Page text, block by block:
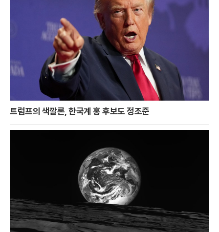
트럼프의 색깔론, 한국계 홍 후보도 정조준